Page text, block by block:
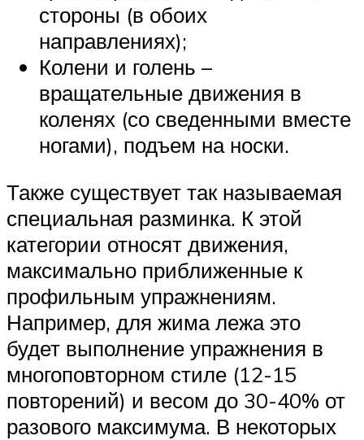
стороны (в обоих
направлениях);
Колени и голень –
вращательные движения в
коленях (со сведенными вместе
ногами), подъем на носки.
Также существует так называемая
специальная разминка. К этой
категории относят движения,
максимально приближенные к
профильным упражнениям.
Например, для жима лежа это
будет выполнение упражнения в
многоповторном стиле (12-15
повторений) и весом до 30-40% от
разового максимума. В некоторых